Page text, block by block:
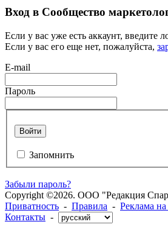
Вход в Сообщество
Если у вас уже есть аккаунт, введите
Если у вас его еще нет, пожалуйста,
E-mail
Пароль
Войти
Запомнить
Забыли пароль?
Copyright ©2026. ООО "Редакция
Приватность - Правила - Реклама
Контакты -